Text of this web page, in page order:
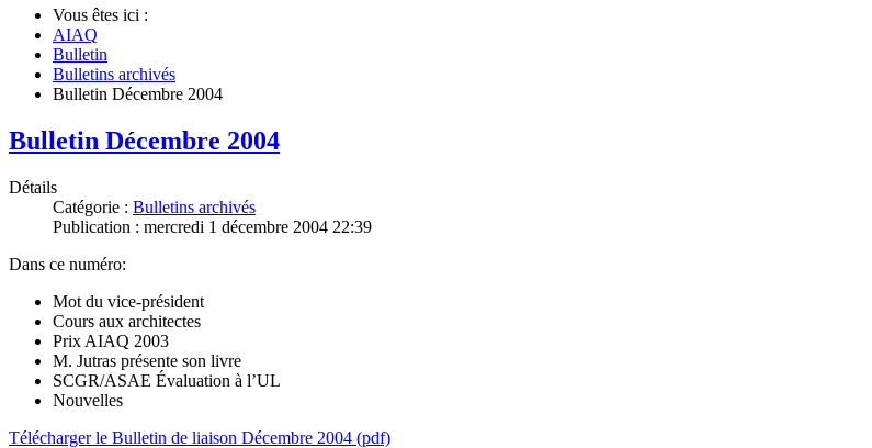
Vous êtes ici :
AIAQ
Bulletin
Bulletins archivés
Bulletin Décembre 2004
Bulletin Décembre 2004
Détails
Catégorie : Bulletins archivés
Publication : mercredi 1 décembre 2004 22:39
Dans ce numéro:
Mot du vice-président
Cours aux architectes
Prix AIAQ 2003
M. Jutras présente son livre
SCGR/ASAE Évaluation à l’UL
Nouvelles
Télécharger le Bulletin de liaison Décembre 2004 (pdf)